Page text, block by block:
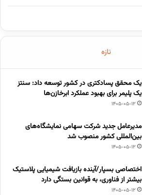
تازه
یک محقق پسادکتری در کشور توسعه داد: سنتز
یک پلیمر برای بهبود عملکرد ابرخازن‌ها
1405-05-12
مدیرعامل جدید شرکت سهامی نمایشگاه‌های
بین‌المللی کشور منصوب شد
1405-05-12
اختصاصی بسپار/آینده بازیافت شیمیایی پلاستیک
بیشتر از فناوری، به قوانین بستگی دارد
1405-05-12